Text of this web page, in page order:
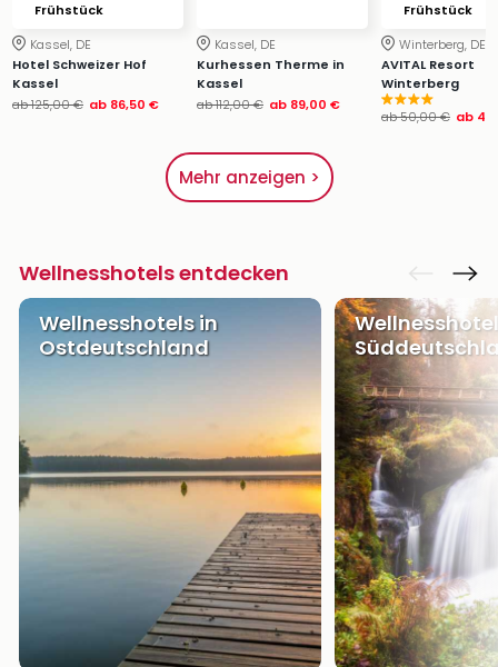
Frühstück
Kassel, DE
Hotel Schweizer Hof
Kassel
ab125,00 € ab 86,50 €
Kassel, DE
Kurhessen Therme in
Kassel
ab112,00 € ab 89,00 €
Frühstück
Winterberg, DE
AVITAL Resort
Winterberg
ab50,00 € ab
Mehr anzeigen >
Wellnesshotels entdecken
Wellnesshotels in
Ostdeutschland